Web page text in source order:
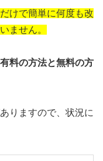
けで簡単に何度も改
ません。
有料の方法と無料の方
りますので、状況に